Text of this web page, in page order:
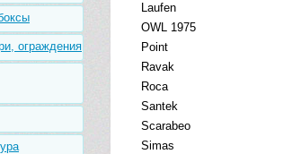
ограждения
Laufen
OWL 1975
Point
Ravak
Roca
Santek
Scarabeo
Simas